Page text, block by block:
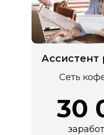
Ассистент
Сеть
30